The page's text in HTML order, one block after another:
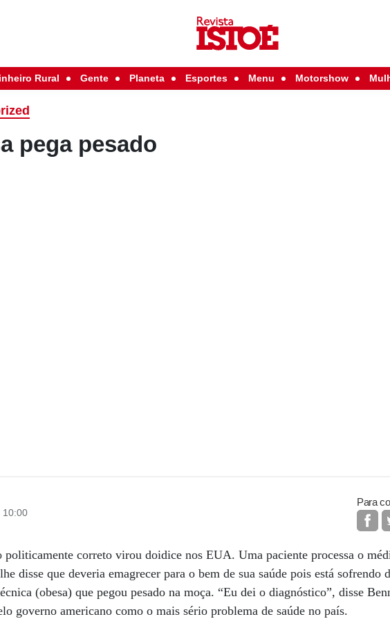
Rural Gente Planeta Esportes Menu Motorshow
pega pesado
10:00
Para
politicamente correto virou doidice nos EUA. Uma paciente processa o
disse que deveria emagrecer para o bem de sua saúde pois está sofrendo
(obesa) que pegou pesado na moça. “Eu dei o diagnóstico”, disse
governo americano como o mais sério problema de saúde no país.